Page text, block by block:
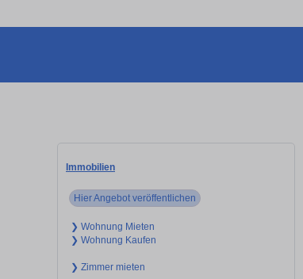
Immobilien
Hier Angebot veröffentlichen
❯ Wohnung Mieten
❯ Wohnung Kaufen
❯ Zimmer mieten